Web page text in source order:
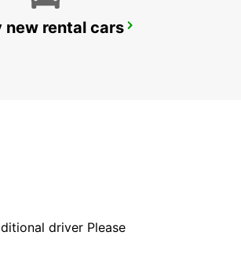
new rental cars
driver Please